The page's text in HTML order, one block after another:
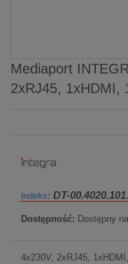
Mediaport
2xRJ45, 1xHDMI,
Indeks: DT-
Dostępność: Dostępny
4x230V, 2xRJ45,